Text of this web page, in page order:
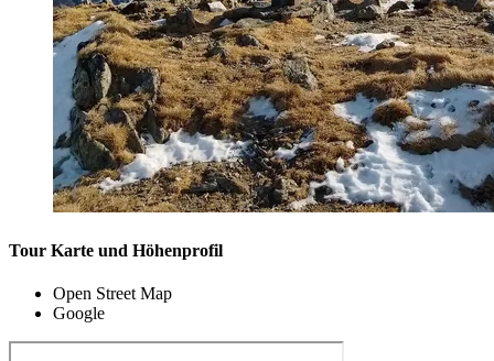
Tour Karte und Höhenprofil
Open Street Map
Google